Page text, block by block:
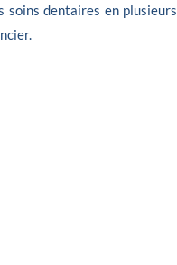
soins dentaires en plusieurs